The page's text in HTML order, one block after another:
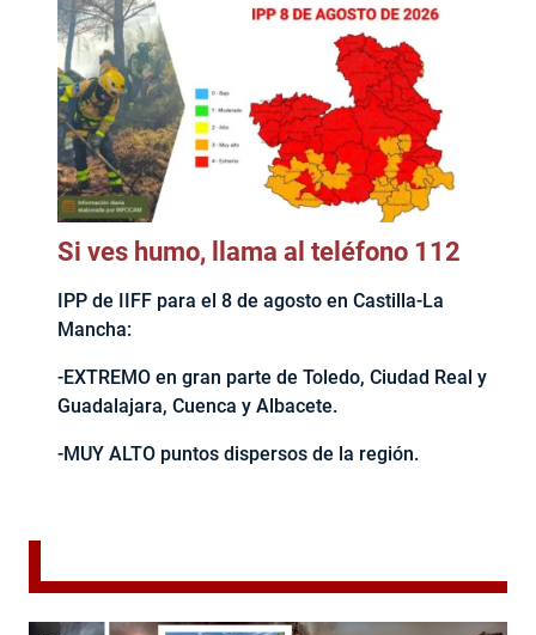
Si ves humo, llama al teléfono 112
IPP de IIFF para el 8 de agosto en Castilla-La
Mancha:
-EXTREMO en gran parte de Toledo, Ciudad Real y
Guadalajara, Cuenca y Albacete.
-MUY ALTO puntos dispersos de la región.